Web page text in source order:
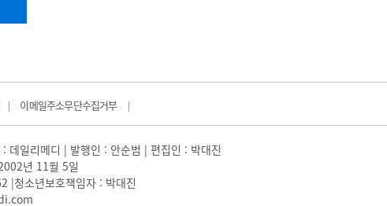
| 이메일주소무단수집거부 |
일리메디 | 발행인 : 안순범 | 편집인 : 박대진
년 11월 5일
청소년보호책임자 : 박대진